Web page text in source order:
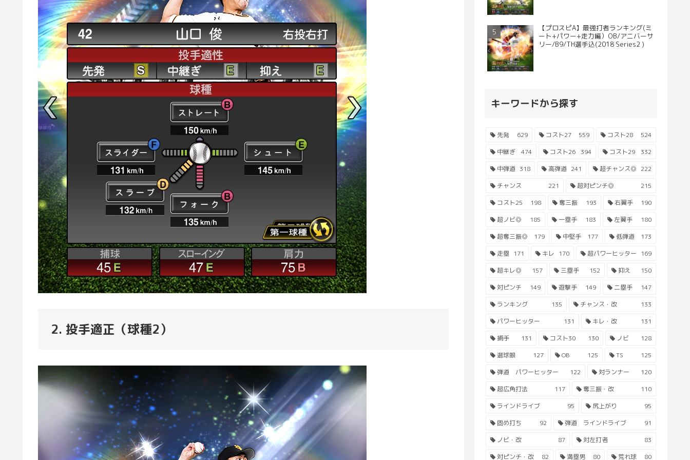
2. 投手適正（球種2）
【プロスピA】最強打者ランキング(ミ
ート+パワー+走力編）OB/アニバーサ
リー/B9/TH選手込(2018 Series2 )
キーワードから探す
先発 629 コスト27 559 コスト28
524
中継ぎ
474 コスト26 394 コスト29
332
中弾道 318 高弾道 241 超チャンス◎ 222
チャンス
221 超対ピンチ◎
215
コスト25
198 奪三振 193 右翼手
190
超ノビ◎
185 一塁手 183 左翼手
180
超奪三振◎
179 中堅手 177 低弾道
173
走塁 171 キレ 170 超パワーヒッター 169
超キレ◎
157 三塁手 152 抑え
150
対ピンチ
149 遊撃手 149 二塁手
147
ランキング
135 チャンス・改
133
パワーヒッター
131 キレ・改
131
捕手
131 コスト30 130 ノビ
128
選球眼
127 OB 125 TS
125
弾道 パワーヒッター
122 対ランナー
120
超広角打法
117 奪三振・改
110
ラインドライブ
95 尻上がり
95
固め打ち
92 弾道 ラインドライブ
91
ノビ・改
87 対左打者
83
対ピンチ・改
82 満塁男 80 荒れ球 80